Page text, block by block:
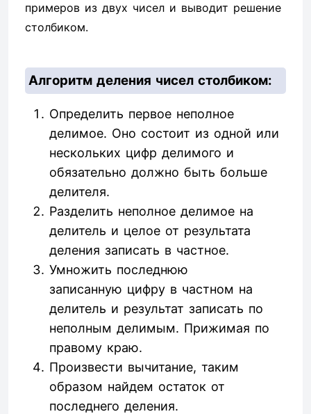
примеров из двух чисел и выводит решение
столбиком.
Алгоритм деления чисел столбиком:
Определить первое неполное
делимое. Оно состоит из одной или
нескольких цифр делимого и
обязательно должно быть больше
делителя.
Разделить неполное делимое на
делитель и целое от результата
деления записать в частное.
Умножить последнюю
записанную цифру в частном на
делитель и результат записать по
неполным делимым. Прижимая по
правому краю.
Произвести вычитание, таким
образом найдем остаток от
последнего деления.